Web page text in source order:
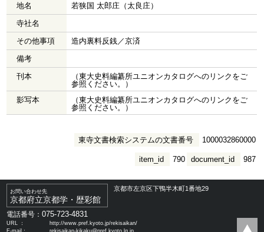
地名
若狭国 太郎庄（太良庄）
寺社名
その他事項
造内裏料反銭／京済
備考
刊本
（東大史料編纂所ユニオンカタログへのリンクをご
参照ください。）
影写本
（東大史料編纂所ユニオンカタログへのリンクをご
参照ください。）
東寺文書検索システムの文書番号 1000032860000
document_id 987
item_id 790
お問い合わせ先
京都府立京都学・歴彩館
京都市左京区下鴨半木町1番地29
電話番号：075-723-4831
URL ：
http://www.pref.kyoto.jp/rekisaikan/
E-mail：
rekisaikan-kikaku@pref.kyoto.lg.jp